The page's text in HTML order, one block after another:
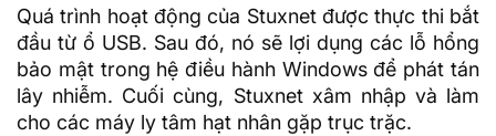
Quá trình hoạt động của Stuxnet được thực thi bắt
đầu từ ổ USB. Sau đó, nó sẽ lợi dụng các lỗ hổng
bảo mậttrong hệ điều hành Windows để phát tán
lây nhiễm. Cuối cùng, Stuxnet xâm nhập và làm
cho các máy ly tâm hạt nhân gặp trục trặc.